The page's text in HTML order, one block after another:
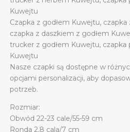
Kuwejtu
Czapka z godłem Kuwejtu,
czapka z daszkiem z godłem
trucker z godłem Kuwejtu, czapka
Kuwejtu
Nasze czapki są dostępne w
opcjami personalizacji, aby
potrzeb.
Rozmiar:
Obwód 22-23 cale/55-59 cm
Ronda 2,8 cala/7 cm